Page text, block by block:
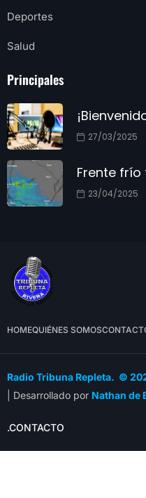
Deportes
Salud
Principales
27/03/2025
Frente frío
23/04/2025
HOMEQUIÉNES SOMOS
Radio Tribuna Repleta. ©
| Desarrollado por Nathan de
.CONTACTO